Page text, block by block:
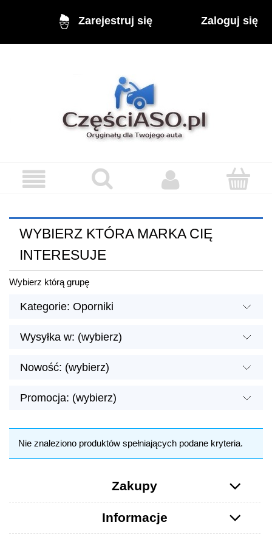
Zarejestruj się Zaloguj się
WYBIERZ KTÓRA MARKA CIĘ
INTERESUJE
Wybierz którą grupę
Kategorie: Oporniki
Wysyłka w: (wybierz)
Nowość: (wybierz)
Promocja: (wybierz)
Nie znaleziono produktów spełniających podane kryteria.
Zakupy
Informacje